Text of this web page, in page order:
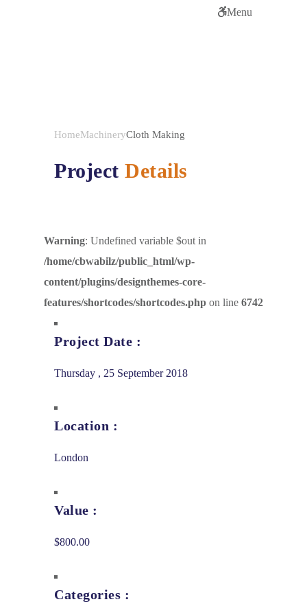
Menu
HomeMachineryCloth Making
Project Details
Warning: Undefined variable $out in
/home/cbwabilz/public_html/wp-
content/plugins/designthemes-core-
features/shortcodes/shortcodes.php on line 6742
Project Date :
Thursday , 25 September 2018
Location :
London
Value :
$800.00
Categories :